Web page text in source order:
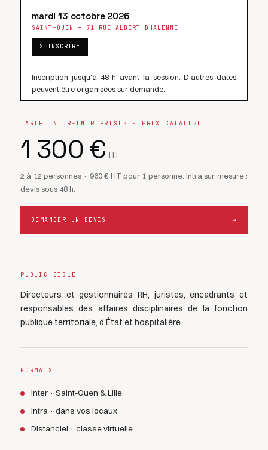
mardi 13 octobre 2026
SAINT-OUEN — 71 RUE ALBERT DHALENNE
S'INSCRIRE
Inscription jusqu'à 48 h avant la session. D'autres dates
peuvent être organisées sur demande.
TARIF INTER-ENTREPRISES · PRIX CATALOGUE
1 300 € HT
2 à 12 personnes · 960 € HT pour 1 personne. Intra sur mesure :
devis sous 48 h.
DEMANDER UN DEVIS →
PUBLIC CIBLÉ
Directeurs et gestionnaires RH, juristes, encadrants et
responsables des affaires disciplinaires de la fonction
publique territoriale, d'État et hospitalière.
FORMATS
Inter · Saint-Ouen & Lille
Intra · dans vos locaux
Distanciel · classe virtuelle